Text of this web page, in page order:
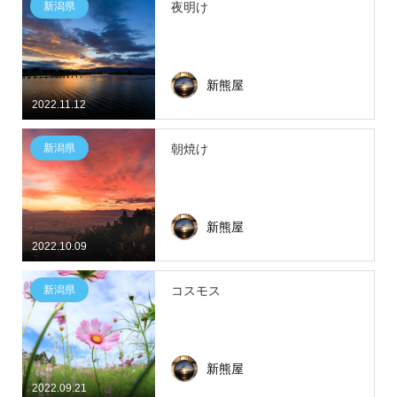
2022.11.12
新潟県 夜明け
新熊屋
2022.10.09
新潟県 朝焼け
新熊屋
2022.09.21
新潟県 コスモス
新熊屋